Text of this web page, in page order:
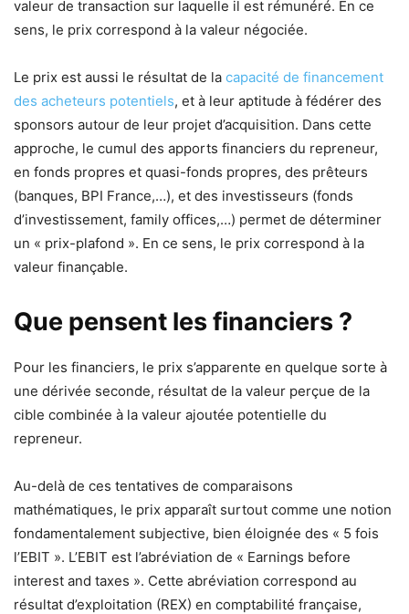
valeur de transaction sur laquelle il est rémunéré. En ce
sens, le prix correspond à la valeur négociée.
Le prix est aussi le résultat de la capacité de financement
des acheteurs potentiels, et à leur aptitude à fédérer des
sponsors autour de leur projet d’acquisition. Dans cette
approche, le cumul des apports financiers du repreneur,
en fonds propres et quasi-fonds propres, des prêteurs
(banques, BPI France,…), et des investisseurs (fonds
d’investissement, family offices,…) permet de déterminer
un « prix-plafond ». En ce sens, le prix correspond à la
valeur finançable.
Que pensent les financiers ?
Pour les financiers, le prix s’apparente en quelque sorte à
une dérivée seconde, résultat de la valeur perçue de la
cible combinée à la valeur ajoutée potentielle du
repreneur.
Au-delà de ces tentatives de comparaisons
mathématiques, le prix apparaît surtout comme une notion
fondamentalement subjective, bien éloignée des « 5 fois
l’EBIT ». L’EBIT est l’abréviation de « Earnings before
interest and taxes ». Cette abréviation correspond au
résultat d’exploitation (REX) en comptabilité française,